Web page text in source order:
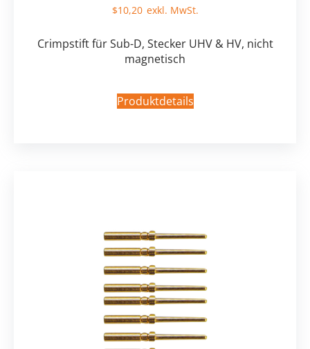
$10,20
Crimpstift für Sub-D, Stecker UHV & HV, nicht
magnetisch
Produktdetails